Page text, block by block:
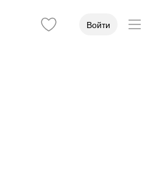
Войти